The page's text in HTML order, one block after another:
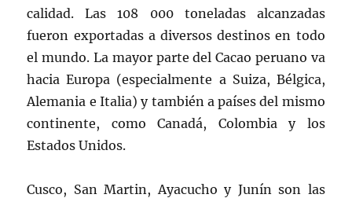
calidad. Las 108 000 toneladas alcanzadas
fueron exportadas a diversos destinos en todo
el mundo. La mayor parte del Cacao peruano va
hacia Europa (especialmente a Suiza, Bélgica,
Alemania e Italia) y también a países del mismo
continente, como Canadá, Colombia y los
Estados Unidos.
Cusco, San Martin, Ayacucho y Junín son las